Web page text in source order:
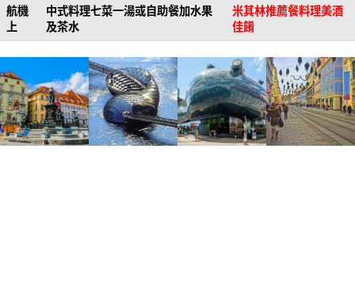
航機
上
中式料理七菜一湯或自助餐加水果
及茶水
米其林推薦餐料理美酒
佳餚